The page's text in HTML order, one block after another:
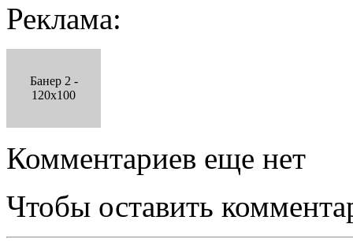
Реклама:
Банер 2 -
120x100
Комментариев еще нет
Чтобы оставить